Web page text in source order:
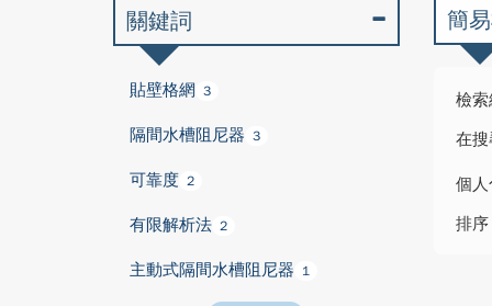
簡
檢
在
個
排序
關鍵詞
貼壁格網 3
隔間水槽阻尼器 3
可靠度 2
有限解析法 2
主動式隔間水槽阻尼器 1